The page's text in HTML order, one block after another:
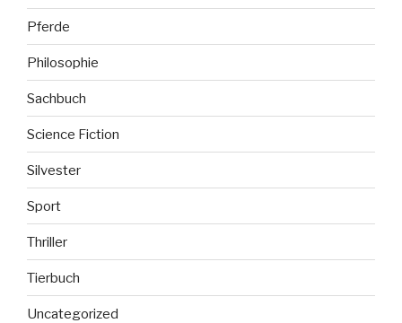
Pferde
Philosophie
Sachbuch
Science Fiction
Silvester
Sport
Thriller
Tierbuch
Uncategorized